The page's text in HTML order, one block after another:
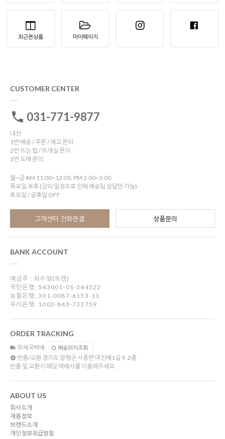
최근본상품 마이페이지
CUSTOMER CENTER
031-771-9877
내선
1번 배송 / 주문 / 재고 문의
2번 뜨는 법 / 뜨개실 문의
3번 도매 문의
월~금 AM 11:00~12:00, PM 2:00~3:00
목요일 오후 (강의 일정으로 인해 배송팀 상담만 가능)
토요일 / 공휴일 OFF
고객센터 전화연결 상품문의
BANK ACCOUNT
예금주 : 최수영(뜨앤)
국민은행: 543001-01-344522
농협은행: 301-0087-6153-11
우리은행: 1002-843-731759
ORDER TRACKING
우체국택배 배송위치조회
반품/교환 경기도 양평군 서종면 마진배1길 9, 2층
반품 및 교환시 해당 택배사를 이용해주세요.
ABOUT US
회사소개
채용정보
브랜드소개
개인정보취급방침